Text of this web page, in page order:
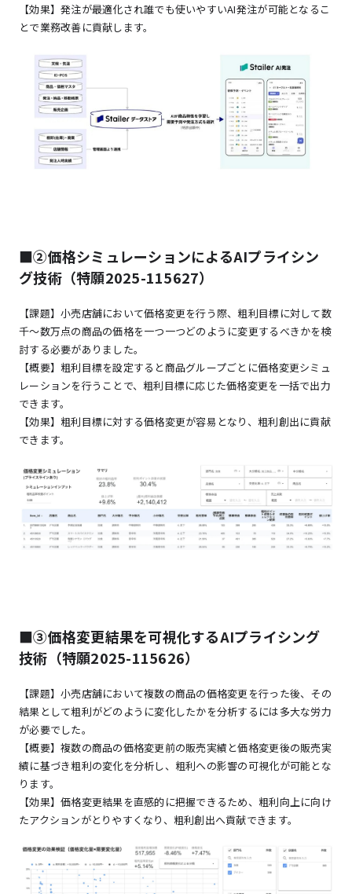
【効果】発注が最適化され誰でも使いやすいAI発注が可能となるこ
とで業務改善に貢献します。
■②価格シミュレーションによるAIプライシン
グ技術（特願2025-115627）
【課題】小売店舗において価格変更を行う際、粗利目標に対して数
千～数万点の商品の価格を一つ一つどのように変更するべきかを検
討する必要がありました。
【概要】粗利目標を設定すると商品グループごとに価格変更シミュ
レーションを行うことで、粗利目標に応じた価格変更を一括で出力
できます。
【効果】粗利目標に対する価格変更が容易となり、粗利創出に貢献
できます。
■③価格変更結果を可視化するAIプライシング
技術（特願2025-115626）
【課題】小売店舗において複数の商品の価格変更を行った後、その
結果として粗利がどのように変化したかを分析するには多大な労力
が必要でした。
【概要】複数の商品の価格変更前の販売実績と価格変更後の販売実
績に基づき粗利の変化を分析し、粗利への影響の可視化が可能とな
ります。
【効果】価格変更結果を直感的に把握できるため、粗利向上に向け
たアクションがとりやすくなり、粗利創出へ貢献できます。